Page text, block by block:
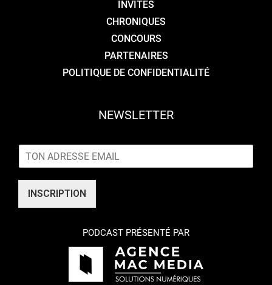
INVITÉS
CHRONIQUES
CONCOURS
PARTENAIRES
POLITIQUE DE CONFIDENTIALITÉ
NEWSLETTER
*
INSCRIPTION
PODCAST PRÉSENTÉ PAR